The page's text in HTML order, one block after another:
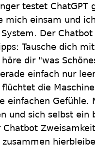
testet
mich einsam und
Der
Tausche dich
dir "was
einfach nur
die
einfachen Gefühle.
und sich selbst
Chatbot
zusammen